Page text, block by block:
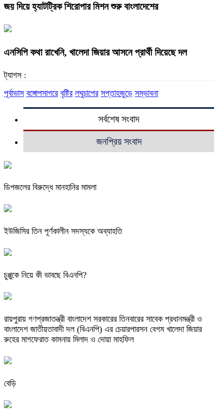
জয় দিয়ে হ্যাটট্রিক শিরোপার মিশন শুরু বাংলাদেশের
এনসিপি কথা রাখেনি, খালেদা জিয়ার আসনে প্রার্থী দিয়েছে দল
ট্যাগস :
পূর্বাভাস বঙ্গোপসাগরে বৃষ্টির লঘুচাপের সপ্তাহজুড়ে সম্ভাবনা
সর্বশেষ সংবাদ
জনপ্রিয় সংবাদ
ডিপজলের বিরুদ্ধে মানহানির মামলা
ইউজিসির তিন পূর্ণকালীন সদস্যকে অব্যাহতি
চুপ্পুকে নিয়ে কী ভাবছে বিএনপি?
রায়পুরায় গণপ্রজাতন্ত্রী বাংলাদেশ সরকারের তিনবারের সাবেক প্রধানমন্ত্রী ও
বাংলাদেশ জাতীয়তাবাদী দল (বিএনপি) এর চেয়ারপারসন বেগম খালেদা জিয়ার
রুহের মাগফেরাত কামনায় মিলাদ ও দোয়া মাহফিল
বেড়ি